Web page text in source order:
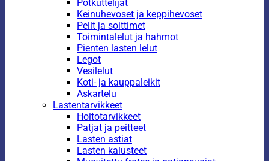
Potkuttelijat
Keinuhevoset ja keppihevoset
Pelit ja soittimet
Toimintalelut ja hahmot
Pienten lasten lelut
Legot
Vesilelut
Koti- ja kauppaleikit
Askartelu
Lastentarvikkeet
Hoitotarvikkeet
Patjat ja peitteet
Lasten astiat
Lasten kalusteet